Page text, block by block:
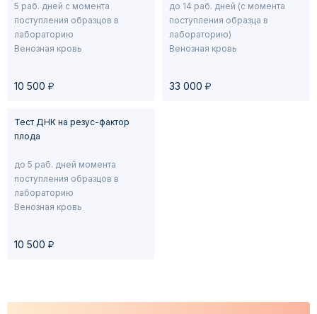
5 раб. дней с момента
поступления образцов в
лабораторию
Венозная кровь
10 500 у
до 14 раб. дней (с момента
поступления образца в
лабораторию)
Венозная кровь
33 000 у
Тест ДНК на резус-фактор
плода
до 5 раб. дней момента
поступления образцов в
лабораторию
Венозная кровь
10 500 у